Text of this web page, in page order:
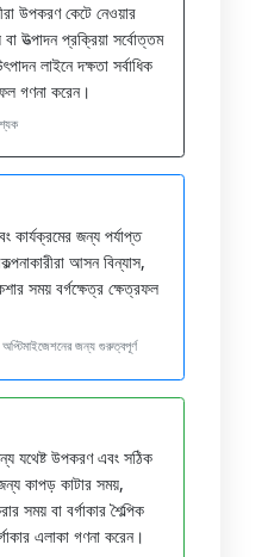
উপকরণ কেটে নেওয়ার
উত্পাদন প্রক্রিয়া সর্বোত্তম
লাইনে দক্ষতা সর্বাধিক
গণনা করেন।
কার্যক্রমের জন্য পর্যাপ্ত
আসন বিন্যাস,
সময় বর্গক্ষেত্র ক্ষেত্রফল
জন্য গুরুত্বপূর্ণ
যথেষ্ট উপকরণ এবং সঠিক
কাপড় কাটার সময়,
সময় বা বর্গাকার শৈল্পিক
এলাকা গণনা করেন।